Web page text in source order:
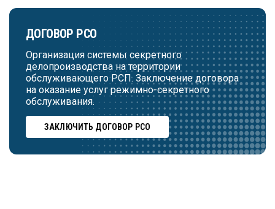
ДОГОВОР РСО
Организация системы секретного
делопроизводства на территории
обслуживающего РСП. Заключение договора
на оказание услуг режимно-секретного
обслуживания.
ЗАКЛЮЧИТЬ ДОГОВОР РСО